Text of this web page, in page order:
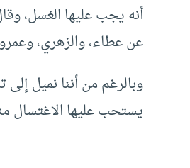
أنه يجب عليها الغسل،
عن عطاء، والزهري،
وبالرغم من أننا نميل
يستحب عليها الاغتسال